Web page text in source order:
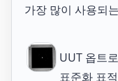
가장 많이 사용되
UUT 옵트
표준화 표